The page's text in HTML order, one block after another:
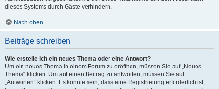
dieses Systems durch Gäste verhindern.
Nach oben
Beiträge schreiben
Wie erstelle ich ein neues Thema oder eine Antwort?
Um ein neues Thema in einem Forum zu eröffnen, müssen Sie auf „Neues
Thema“ klicken. Um auf einen Beitrag zu antworten, müssen Sie auf
„Antworten“ klicken. Es könnte sein, dass eine Registrierung erforderlich ist,